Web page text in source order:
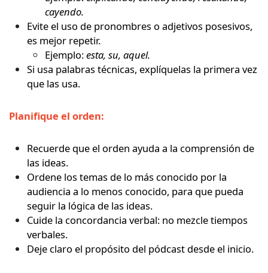
cayendo.
Evite el uso de pronombres o adjetivos posesivos,
es mejor repetir.
Ejemplo:esta, su, aquel.
Si usa palabras técnicas, explíquelas la primera vez
que las usa.
Planifique el orden:
Recuerde que el orden ayuda a la comprensión de
las ideas.
Ordene los temas de lo más conocido por la
audiencia a lo menos conocido, para que pueda
seguir la lógica de las ideas.
Cuide la concordancia verbal: no mezcle tiempos
verbales.
Deje claro el propósito del pódcast desde el inicio.